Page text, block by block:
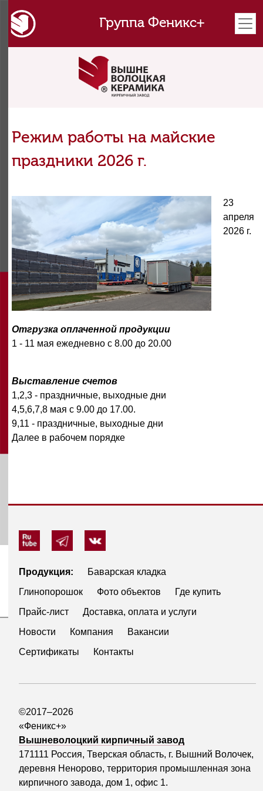
Группа Феникс+
Режим работы на майские
праздники 2026 г.
23
апреля
2026 г.
Отгрузка оплаченной продукции
1 - 11 мая ежедневно с 8.00 до 20.00
Выставление счетов
1,2,3 - праздничные, выходные дни
4,5,6,7,8 мая с 9.00 до 17.00.
9,11 - праздничные, выходные дни
Далее в рабочем порядке
Продукция:
Баварская кладка
Глинопорошок
Фото объектов
Где купить
Прайс-лист
Доставка, оплата и услуги
Новости
Компания
Вакансии
Сертификаты
Контакты
©2017–2026
«Феникс+»
Вышневолоцкий кирпичный завод
171111 Россия, Тверская область, г. Вышний Волочек,
деревня Ненорово, территория промышленная зона
кирпичного завода, дом 1, офис 1.